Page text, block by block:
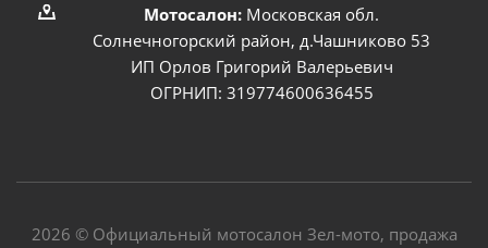
Мотосалон: Московская обл.
Солнечногорский район, д.Чашниково 53
ИП Орлов Григорий Валерьевич
ОГРНИП: 319774600636455
2026 © Официальный мотосалон Зел-мото, продажа